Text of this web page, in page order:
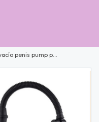
penis pump powerup